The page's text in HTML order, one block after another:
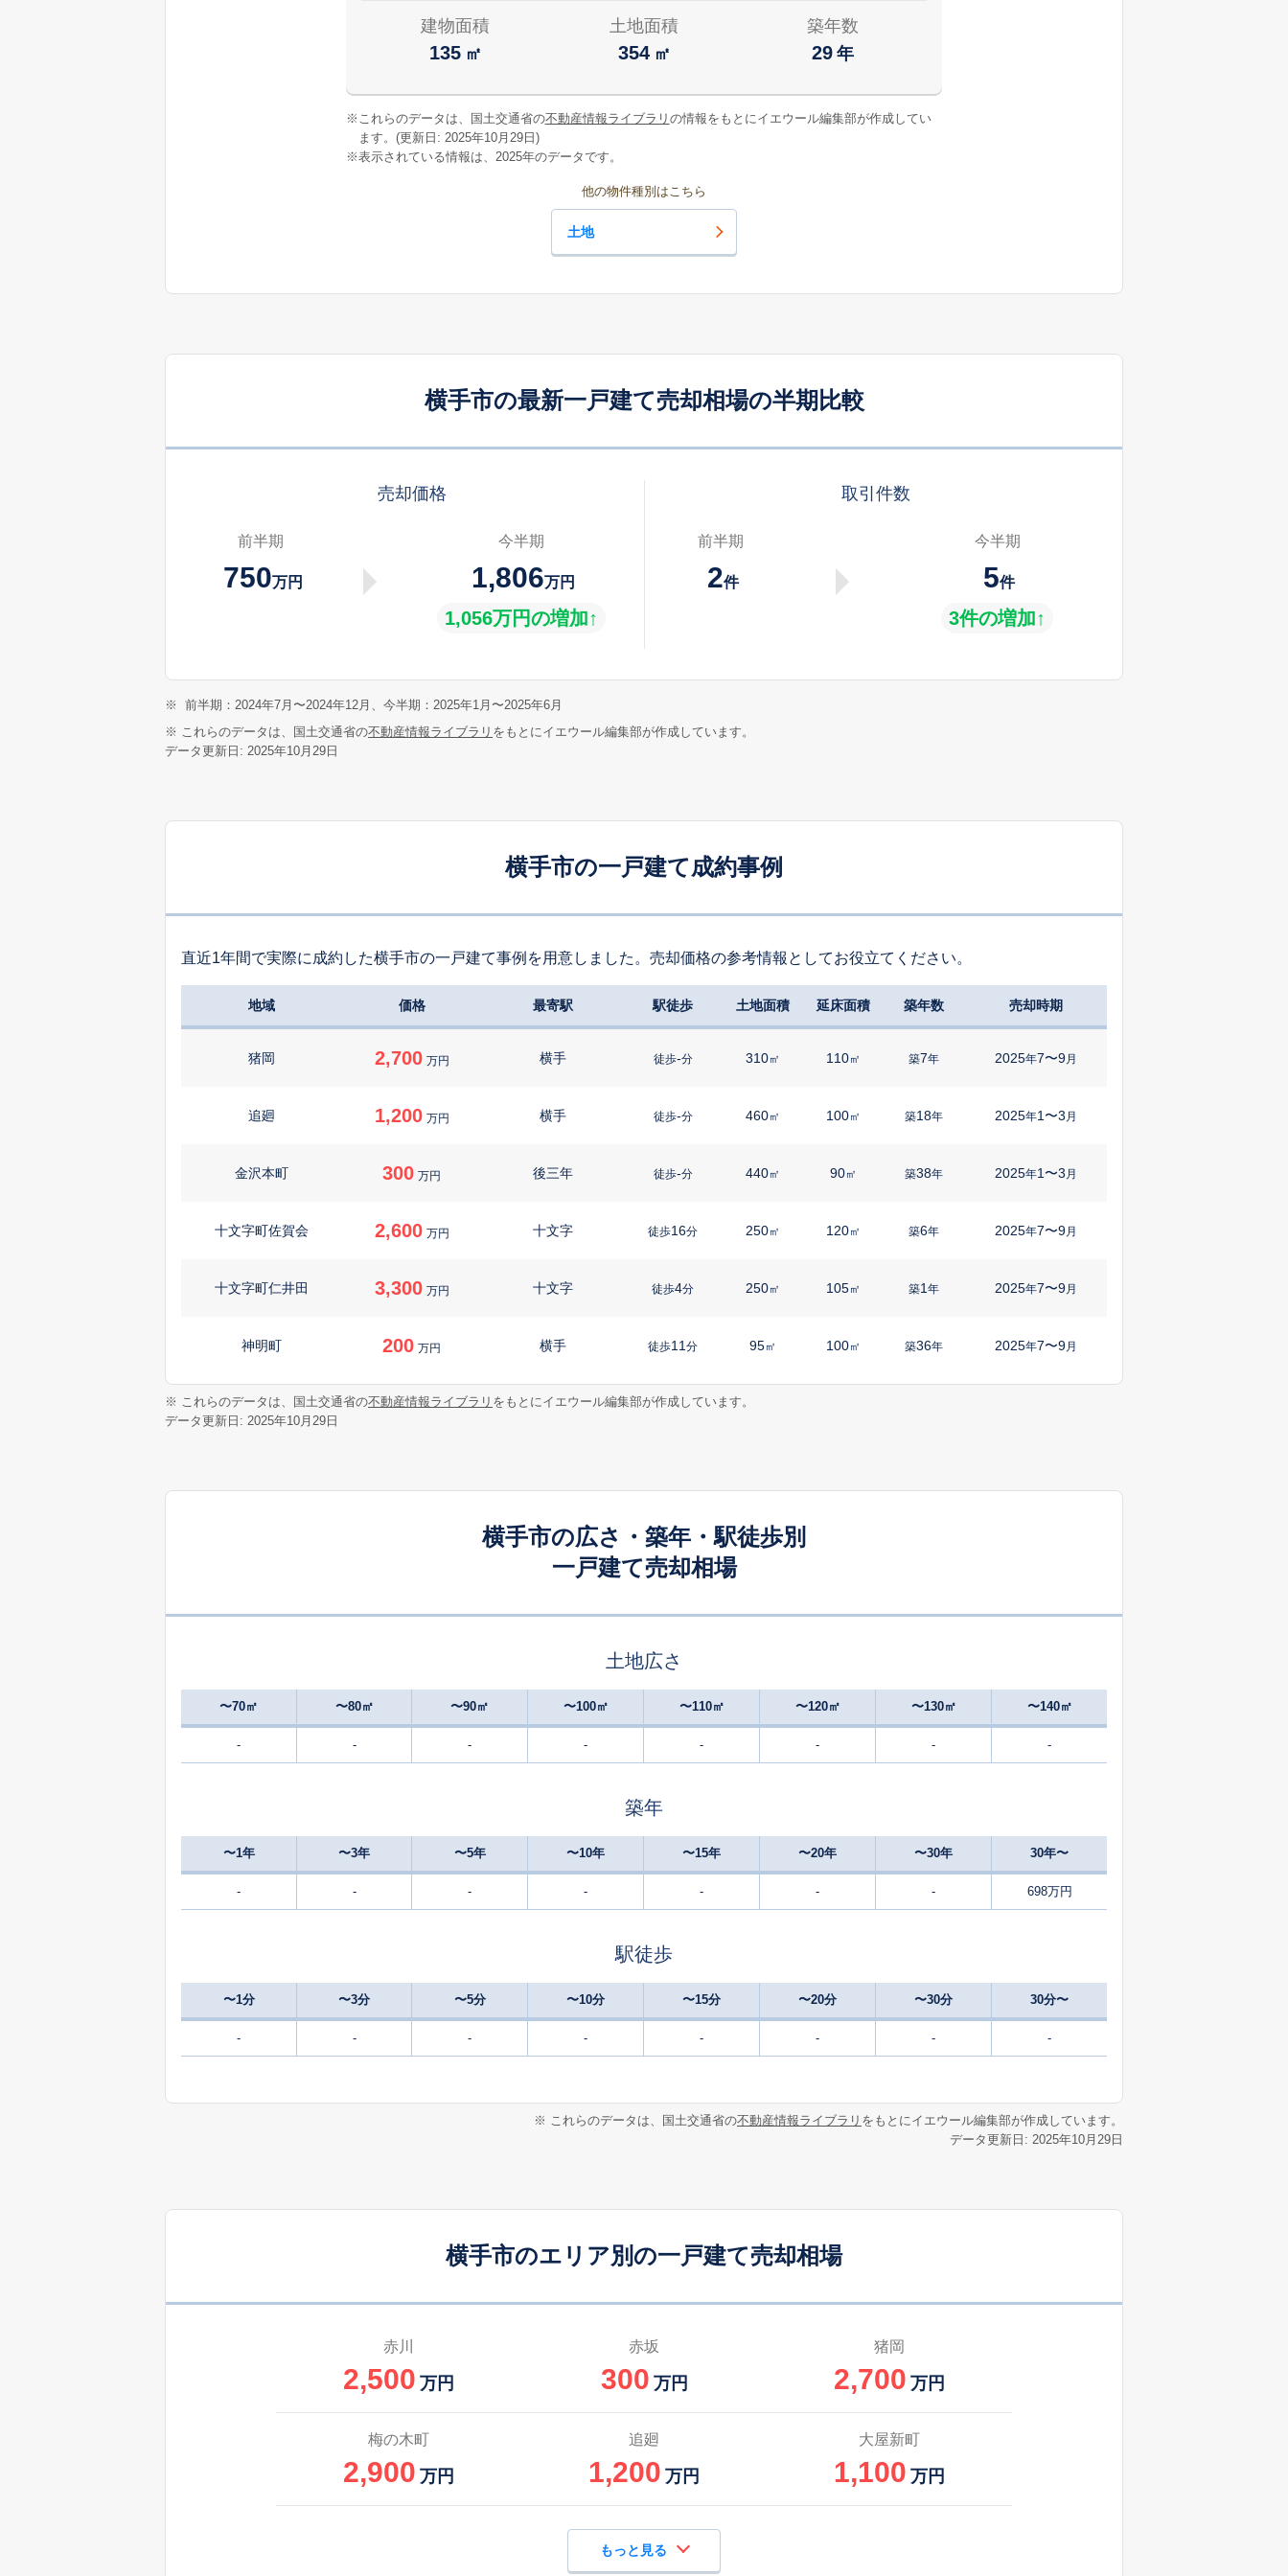
建物面積
135 ㎡
土地面積
354 ㎡
築年数
29 年
※ これらのデータは、国土交通省の不動産情報ライブラリ の情報をもとにイエウール編集部が作成してい
ます。(更新日: 2025年10月29日)
※表示されている情報は、2025年のデータです。
他の物件種別はこちら
土地
横手市の最新一戸建て売却相場の半期比較
売却価格
前半期
750万円
今半期
1,806万円
1,056万円の増加↑
取引件数
前半期
2件
今半期
5件
3件の増加↑
※
前半期：2024年7月〜2024年12月、今半期：2025年1月〜2025年6月
※ これらのデータは、国土交通省の不動産情報ライブラリ をもとにイエウール編集部が作成しています。
データ更新日: 2025年10月29日
横手市の一戸建て成約事例
直近1年間で実際に成約した横手市の一戸建て事例を用意しました。売却価格の参考情報としてお役立てください。
地域 価格 最寄駅 駅徒歩 土地面積 延床面積 築年数 売却時期
猪岡 2,700 万円 横手 徒歩-分 310㎡ 110㎡ 築7年 2025年7〜9月
追廻 1,200 万円 横手 徒歩-分 460㎡ 100㎡ 築18年 2025年1〜3 月
金沢本町 300 万円 後三年 徒歩-分 440㎡ 90㎡ 築38年 2025年1〜3 月
十文字町佐賀会 2,600 万円 十文字 徒歩16分 250㎡ 120㎡ 築6年 2025年7〜9月
十文字町仁井田 3,300 万円 十文字 徒歩4分 250㎡ 105㎡ 築1 年 2025年7〜9月
神明町 200 万円 横手 徒歩11 分 95㎡ 100㎡ 築36年 2025年7〜9月
平鹿町樽見内 230 万円 横手 徒歩-分
※ これらのデータは、国土交通省の不動産情報ライブラリ をもとにイエウール編集部が作成しています。
データ更新日: 2025年10月29日
横手市の広さ・築年・駅徒歩別
一戸建て売却相場
土地広さ
〜70㎡ 〜80㎡ 〜90㎡ 〜100㎡ 〜110㎡ 〜120㎡ 〜130㎡ 〜140㎡
- - - - - - - -
築年
〜1年 〜3年 〜5年 〜10年 〜15年 〜20年 〜30年 30年〜
- - - - - - - 698万円
駅徒歩
〜1分 〜3分 〜5分 〜10分 〜15分 〜20分 〜30分 30分〜
- - - - - - - -
※ これらのデータは、国土交通省の不動産情報ライブラリ をもとにイエウール編集部が作成しています。
データ更新日: 2025年10月29日
横手市のエリア別の一戸建て売却相場
赤川
2,500 万円
赤坂
300 万円
猪岡
2,700 万円
梅の木町
2,900 万円
追廻
1,200 万円
大屋新町
1,100 万円
もっと見る